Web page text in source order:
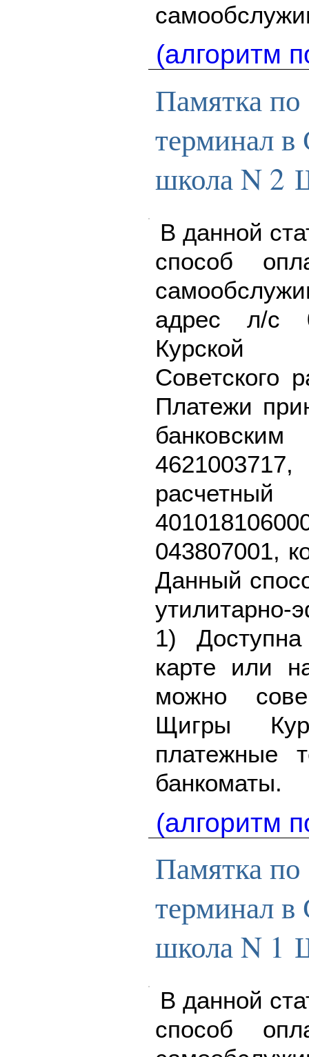
(алгоритм
Памятка по
терминал в
школа N 2
В данной
способ
адрес л/с
Курской
Советского
Платежи
043807001,
Данный
1)
карте или
можно
Щигры
платежные
банкоматы.
(алгоритм
Памятка по
терминал в
школа N 1
В данной
способ